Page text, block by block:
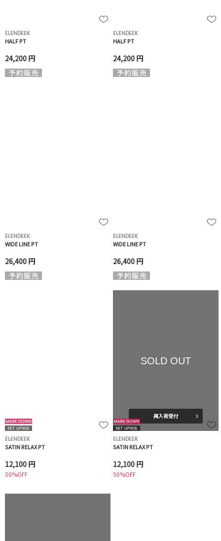
ELENDEEK
HALF PT
24,200 円
ELENDEEK
HALF PT
24,200 円
ELENDEEK
WIDE LINE PT
26,400 円
ELENDEEK
WIDE LINE PT
26,400 円
ELENDEEK
SATIN RELAX PT
12,100 円
50%OFF
SOLD OUT
再入荷受付
ELENDEEK
SATIN RELAX PT
12,100 円
50%OFF